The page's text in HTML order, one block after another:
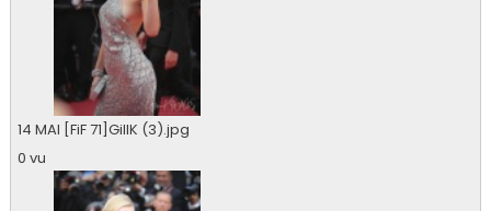
14 MAI [FiF 71]GillK (3).jpg
0 vu